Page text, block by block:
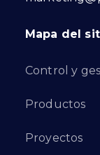
Mapa del
Control y
Productos
Proyectos